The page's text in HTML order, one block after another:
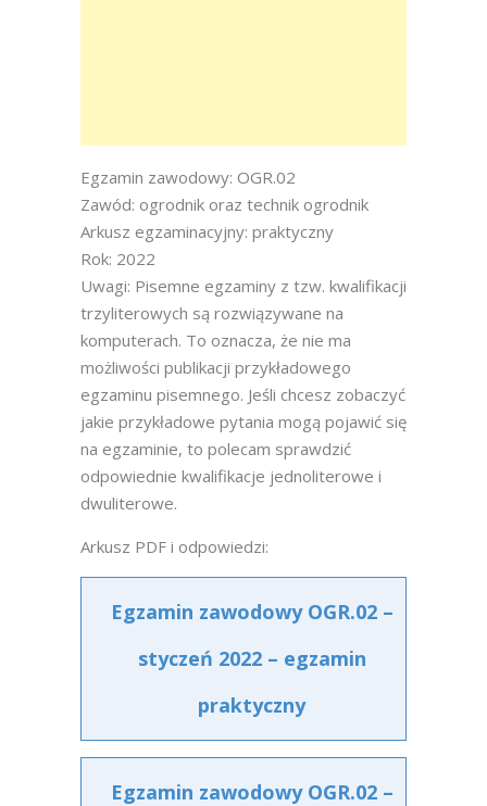
Egzamin zawodowy: OGR.02
Zawód: ogrodnik oraz technik ogrodnik
Arkusz egzaminacyjny: praktyczny
Rok: 2022
Uwagi: Pisemne egzaminy z tzw. kwalifikacji
trzyliterowych są rozwiązywane na
komputerach. To oznacza, że nie ma
możliwości publikacji przykładowego
egzaminu pisemnego. Jeśli chcesz zobaczyć
jakie przykładowe pytania mogą pojawić się
na egzaminie, to polecam sprawdzić
odpowiednie kwalifikacje jednoliterowe i
dwuliterowe.
Arkusz PDF i odpowiedzi:
Egzamin zawodowy OGR.02 –
styczeń 2022 – egzamin
praktyczny
Egzamin zawodowy OGR.02 –